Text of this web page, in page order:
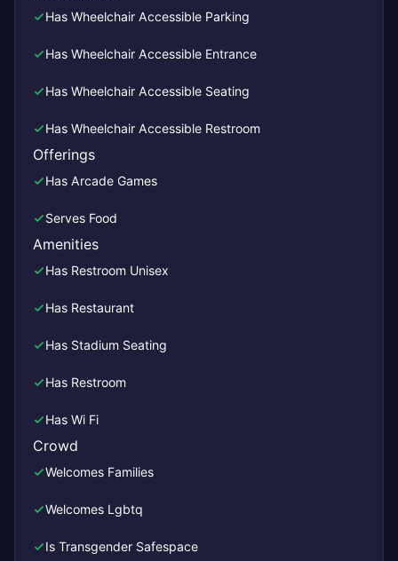
Has Wheelchair Accessible Parking
Has Wheelchair Accessible Entrance
Has Wheelchair Accessible Seating
Has Wheelchair Accessible Restroom
Offerings
Has Arcade Games
Serves Food
Amenities
Has Restroom Unisex
Has Restaurant
Has Stadium Seating
Has Restroom
Has Wi Fi
Crowd
Welcomes Families
Welcomes Lgbtq
Is Transgender Safespace